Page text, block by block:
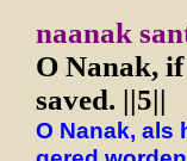
naanak
O Nanak, if
saved. ||5||
O Nanak, als